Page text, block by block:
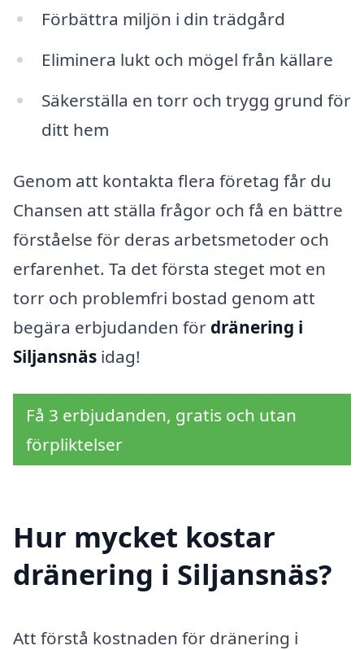
Förbättra miljön i din trädgård
Eliminera lukt och mögel från källare
Säkerställa en torr och trygg grund för
ditt hem
Genom att kontakta flera företag får du
Chansen att ställa frågor och få en bättre
förståelse för deras arbetsmetoder och
erfarenhet. Ta det första steget mot en
torr och problemfri bostad genom att
begära erbjudanden för dränering i
Siljansnäs idag!
Få 3 erbjudanden, gratis och utan
förpliktelser
Hur mycket kostar
dränering i Siljansnäs?
Att förstå kostnaden för dränering i